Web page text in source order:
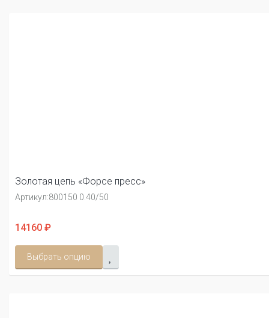
Золотая цепь «Форсе пресс»
Артикул:800150 0.40/50
14160 ₽
Выбрать опцию